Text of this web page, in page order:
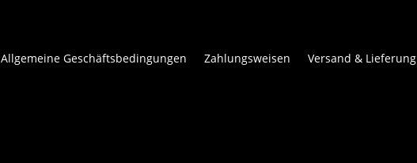
Allgemeine Geschäftsbedingungen Zahlungsweisen Versand & Lieferung